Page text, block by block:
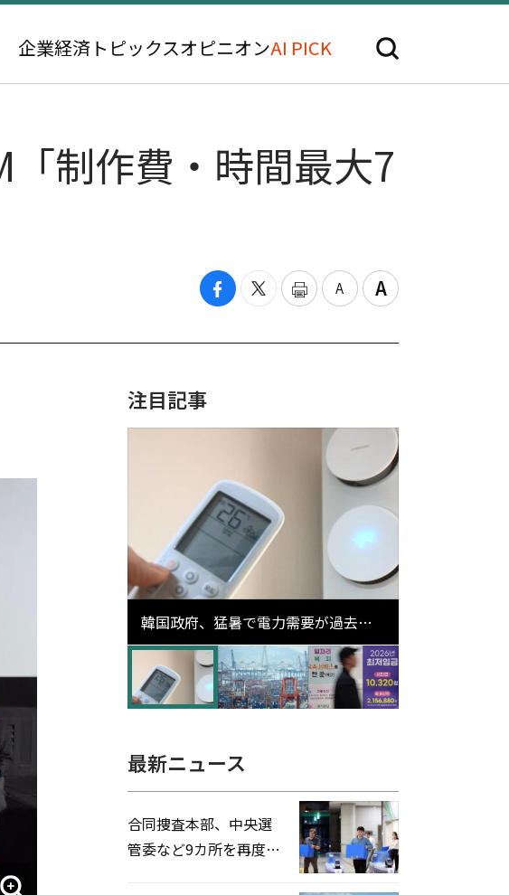
企業経済 トピックスオピニオンAI PICK
制作費・時間最大7
注目記事
韓国政府、猛暑で電力需要が過去最
高更新の可能性に需給対応体制を点
検
最新ニュース
合同捜査本部、中央選
管委など9カ所を再度家